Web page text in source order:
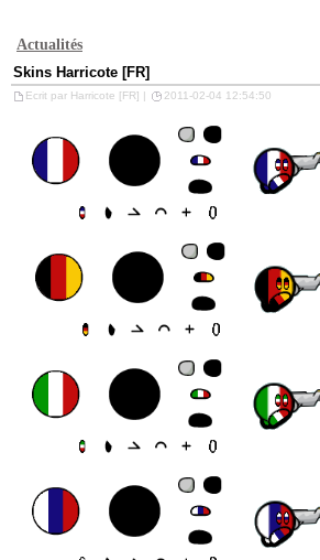
Actualités
Skins Harricote [FR]
Ecrit par Harricote [FR] | 2011-02-04 12:54:50